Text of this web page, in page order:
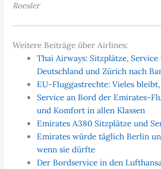
Roesler
Weitere Beiträge über Airlines:
Thai Airways: Sitzplätze,
Deutschland und Zürich nach
EU-Fluggastrechte: Vieles
Service an Bord der Emirates-
und Komfort in allen Klassen
Emirates A380 Sitzplätze und
Emirates würde täglich Berlin
wenn sie dürfte
Der Bordservice in den